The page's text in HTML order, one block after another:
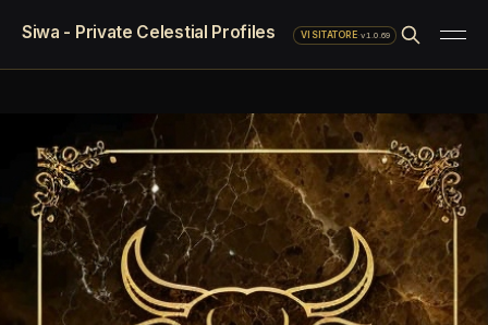
Siwa - Private Celestial Profiles VISITATORE·v1.0.69